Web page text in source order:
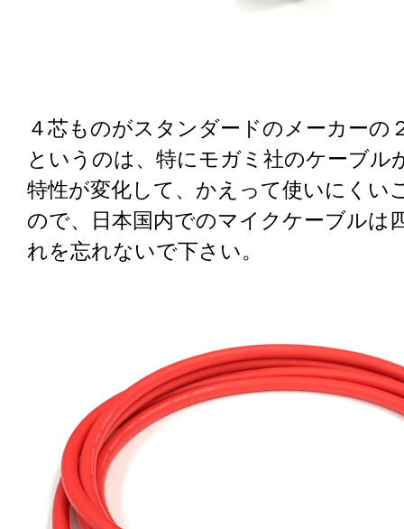
４芯ものがスタンダードのメーカーの
というのは、特にモガミ社のケーブル
特性が変化して、かえって使いにくい
ので、日本国内でのマイクケーブルは
れを忘れないで下さい。